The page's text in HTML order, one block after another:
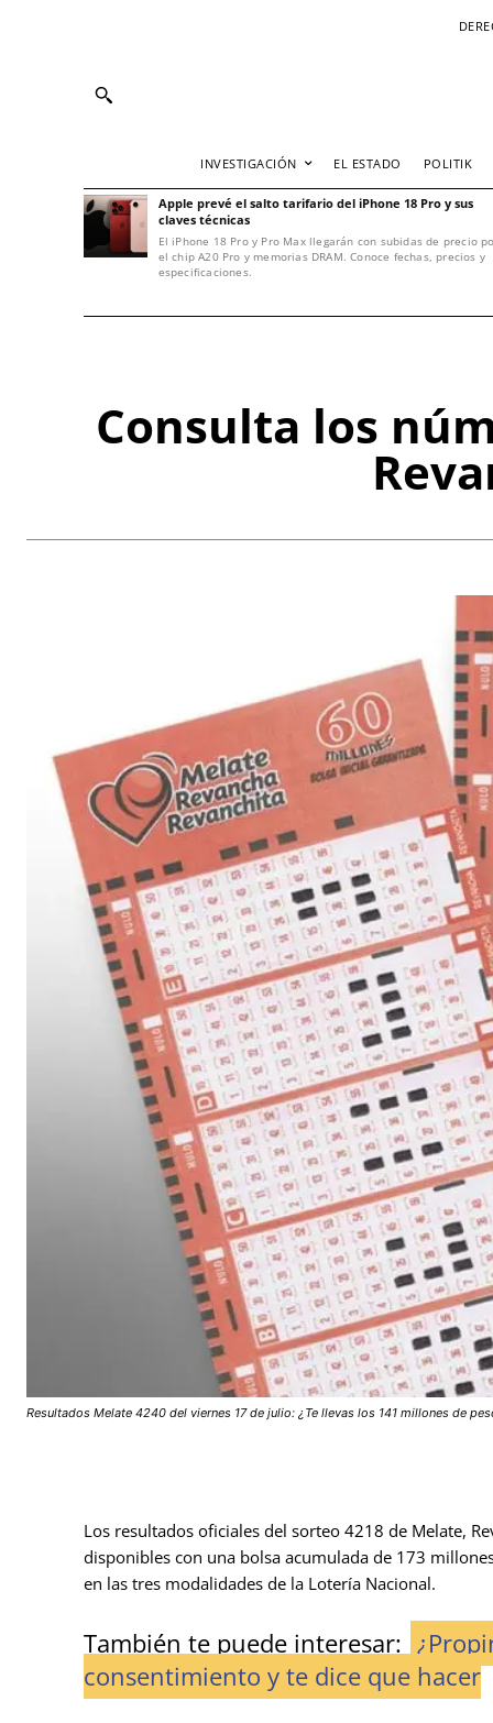
INVESTIGACIÓN EL ESTADO POLITIK
Apple prevé el salto tarifario del iPhone 18 Pro y sus
claves técnicas
El iPhone 18 Pro y Pro Max llegarán con subidas de precio
el chip A20 Pro y memorias DRAM. Conoce fechas, precios y
especificaciones.
Consulta los
Resultados Melate 4240 del viernes 17 de julio: ¿Te llevas los 141 millones de
Los resultados oficiales del sorteo 4218 de Melate,
disponibles con una bolsa acumulada de 173
en las tres modalidades de la Lotería Nacional.
También te puede interesar:
consentimiento y te dice que hacer